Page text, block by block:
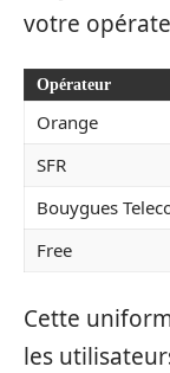
votre
Opérateur
Orange
SFR
Bouygues
Free
Cette
les